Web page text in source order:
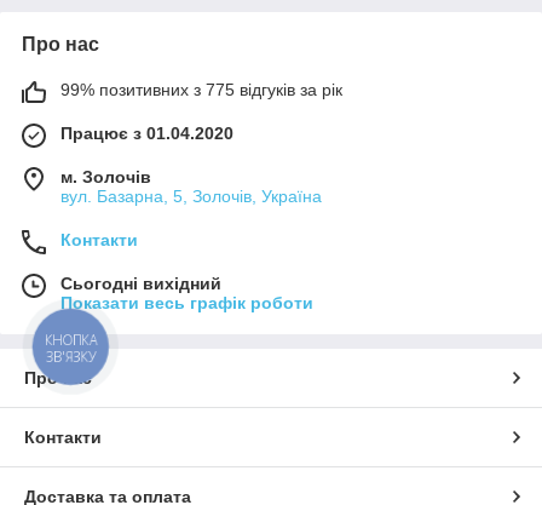
Про нас
99% позитивних з 775 відгуків за рік
Працює з 01.04.2020
м. Золочів
вул. Базарна, 5, Золочів, Україна
Контакти
Сьогодні вихідний
Показати весь графік роботи
Про нас
Контакти
Доставка та оплата
КНОПКА
ЗВ'ЯЗКУ